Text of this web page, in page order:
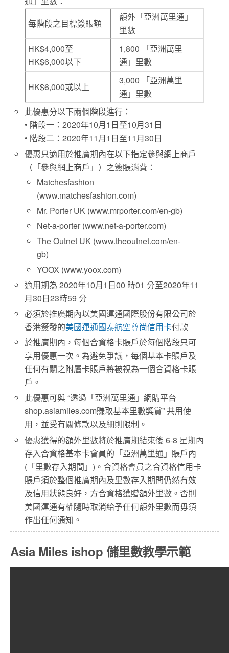
每階段之目標簽賬額
額外「亞洲萬里通」
里數
HK$4,000至
HK$6,000以下
1,800 「亞洲萬里
通」里數
HK$6,000或以上
3,000 「亞洲萬里
通」里數
此優惠分以下兩個階段進行：
• 階段一：2020年10月1日至10月31日
• 階段二：2020年11月1日至11月30日
優惠只適用於推廣期內在以下指定參與網上商戶
（「參與網上商戶」）之簽賬消費：
Matchesfashion
(www.matchesfashion.com)
Mr. Porter UK (www.mrporter.com/en-gb)
Net-a-porter (www.net-a-porter.com)
The Outnet UK (www.theoutnet.com/en-
gb)
YOOX (www.yoox.com)
適用期為 2020年10月1日00 時01 分至2020年11
月30日23時59 分
必須於推廣期內以美國運通國際股份有限公司於
香港簽發的美國運通國泰航空尊尚信用卡付款
於推廣期內，每個合資格卡賬戶於每個階段只可
享用優惠一次。為避免爭議，每個基本卡賬戶及
任何有關之附屬卡賬戶將被視為一個合資格卡賬
戶。
此優惠可與 “透過「亞洲萬里通」網購平台
shop.asiamiles.com賺取基本里數獎賞” 共用使
用，並受有關條款以及細則限制。
優惠獲得的額外里數將於推廣期結束後 6-8 星期內
存入合資格基本卡會員的「亞洲萬里通」賬戶內
(「里數存入期間」)。合資格會員之合資格信用卡
賬戶須於整個推廣期內及里數存入期間仍然有效
及信用狀態良好，方合資格獲贈額外里數。否則
美國運通有權隨時取消給予任何額外里數而毋須
作出任何通知。
Asia Miles ishop 儲里數教學示範